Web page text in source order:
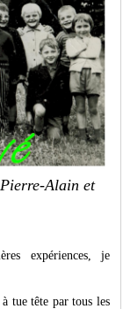
Alain et
expériences, je
tue tête par tous les